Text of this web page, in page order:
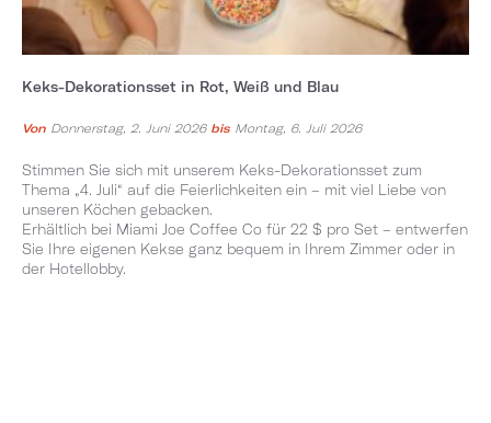
Keks-Dekorationsset in Rot, Weiß und Blau
Von Donnerstag, 2. Juni 2026 bis Montag, 6. Juli 2026
Stimmen Sie sich mit unserem Keks-Dekorationsset zum
Thema „4. Juli“ auf die Feierlichkeiten ein – mit viel Liebe von
unseren Köchen gebacken.
Erhältlich bei Miami Joe Coffee Co für 22 $ pro Set – entwerfen
Sie Ihre eigenen Kekse ganz bequem in Ihrem Zimmer oder in
der Hotellobby.